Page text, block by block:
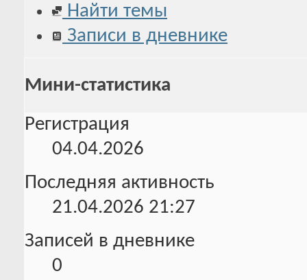
Найти темы
Записи в дневнике
Мини-статистика
Регистрация
04.04.2026
Последняя активность
21.04.2026 21:27
Записей в дневнике
0